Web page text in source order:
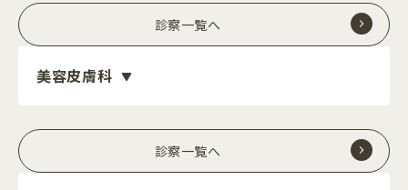
診察一覧へ
美容皮膚科
診察一覧へ